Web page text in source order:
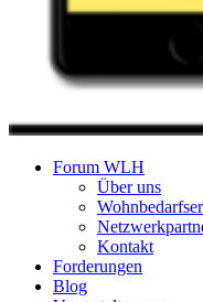
Forum
Salzburg
Forum WLH
Über uns
Kontakt
Forderungen
Blog